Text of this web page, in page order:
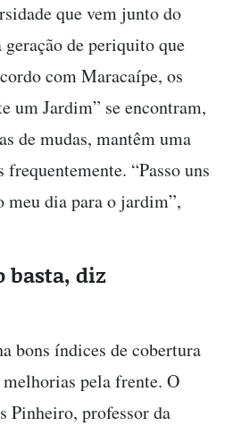
que vem junto do
de periquito que
com Maracaípe, os
um Jardim” se encontram,
de mudas, mantêm uma
“Passo uns
meu dia para o jardim”,
basta, diz
bons índices de cobertura
pela frente. O
Pinheiro, professor da